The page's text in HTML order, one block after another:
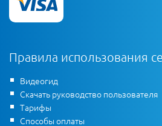
Правила использования
Видеогид
Скачать руководство пользователя
Тарифы
Способы оплаты